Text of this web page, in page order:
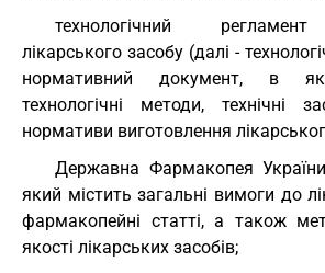
технологічний
лікарського засобу (далі -
нормативний документ, в
технологічні методи, технічні
нормативи виготовлення
Державна Фармакопея
який містить загальні вимоги до
фармакопейні статті, а також
якості лікарських засобів;